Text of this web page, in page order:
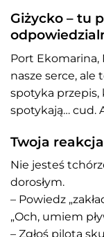
Giżycko – tu
Port Ekomarina,
nasze serce, ale
spotyka przepis,
spotykają… cud.
Twoja
Nie jesteś
dorosłym.
– Powiedz
„Och, umiem
– Zgłoś pilota